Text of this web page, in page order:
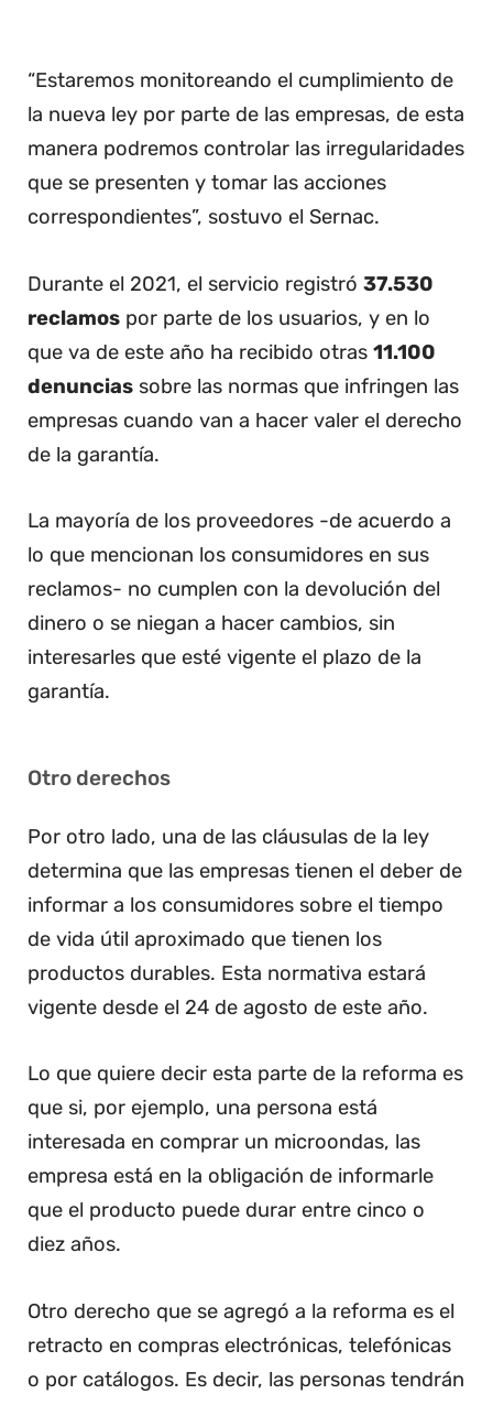
“Estaremos monitoreando el cumplimiento de
la nueva ley por parte de las empresas, de esta
manera podremos controlar las irregularidades
que se presenten y tomar las acciones
correspondientes”, sostuvo el Sernac.
Durante el 2021, el servicio registró 37.530
reclamos por parte de los usuarios, y en lo
que va de este año ha recibido otras 11.100
denuncias sobre las normas que infringen las
empresas cuando van a hacer valer el derecho
de la garantía.
La mayoría de los proveedores -de acuerdo a
lo que mencionan los consumidores en sus
reclamos- no cumplen con la devolución del
dinero o se niegan a hacer cambios, sin
interesarles que esté vigente el plazo de la
garantía.
Otro derechos
Por otro lado, una de las cláusulas de la ley
determina que las empresas tienen el deber de
informar a los consumidores sobre el tiempo
de vida útil aproximado que tienen los
productos durables. Esta normativa estará
vigente desde el 24 de agosto de este año.
Lo que quiere decir esta parte de la reforma es
que si, por ejemplo, una persona está
interesada en comprar un microondas, las
empresa está en la obligación de informarle
que el producto puede durar entre cinco o
diez años.
Otro derecho que se agregó a la reforma es el
retracto en compras electrónicas, telefónicas
o por catálogos. Es decir, las personas tendrán